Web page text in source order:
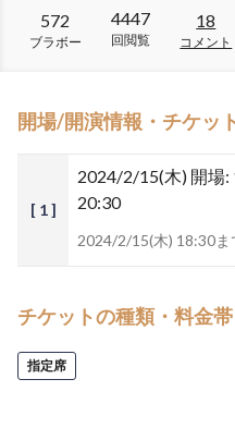
572
ブラボー
4447
回閲覧
18
コメント
開場/開演情報・チケッ
[ 1 ]
2024/2/15(木) 開場:
20:30
2024/2/15(木) 18:30ま
チケットの種類・料金帯
指定席